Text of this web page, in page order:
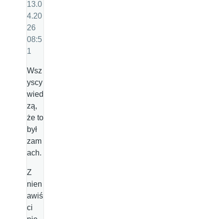
13.0
4.20
26
08:5
1
Wsz
yscy
wied
zą,
że to
był
zam
ach.
Z
nien
awiś
ci